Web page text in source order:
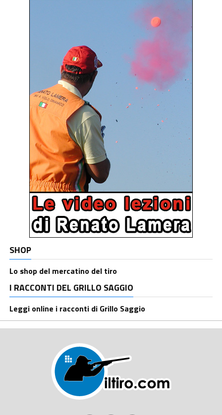
SHOP
Lo shop del mercatino del tiro
I RACCONTI DEL GRILLO SAGGIO
Leggi online i racconti di Grillo Saggio